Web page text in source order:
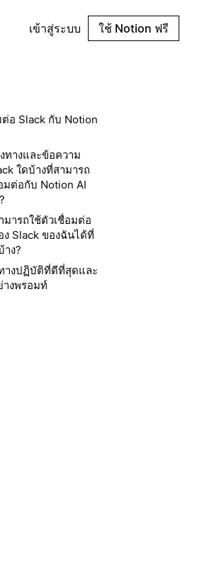
เข้าสู่ระบบ ใช้ Notion ฟรี
ต่อ Slack กับ Notion
ทางและข้อความ
ใดบ้างที่สามารถ
มต่อกับ Notion AI
มารถใช้ตัวเชื่อมต่อ
ง Slack ของฉันได้ที่
ง?
างปฏิบัติที่ดีที่สุดและ
างพรอมท์